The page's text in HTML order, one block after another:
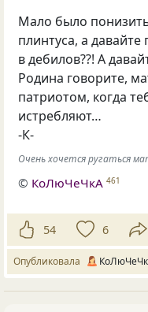
Мало было
плинтуса, а
в дебилов??! А
Родина говорите,
патриотом, когда
истребляют…
-К-
Очень хочется ругаться
© КоЛюЧеЧкА 461
54 6
Опубликовала